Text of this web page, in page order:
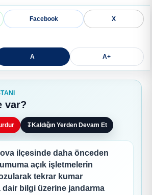
Facebook X
A A+
var?
↧ Kaldığın Yerden Devam Et
ilçesinde daha önceden
açık işletmelerin
tekrar kumar
dair bilgi üzerine jandarma